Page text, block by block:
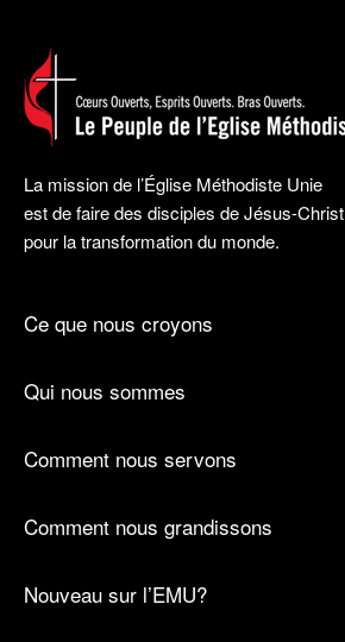
La mission de l’Église Méthodiste Unie
est de faire des disciples de Jésus-Christ
pour la transformation du monde.
Ce que nous croyons
Qui nous sommes
Comment nous servons
Comment nous grandissons
Nouveau sur l’EMU?